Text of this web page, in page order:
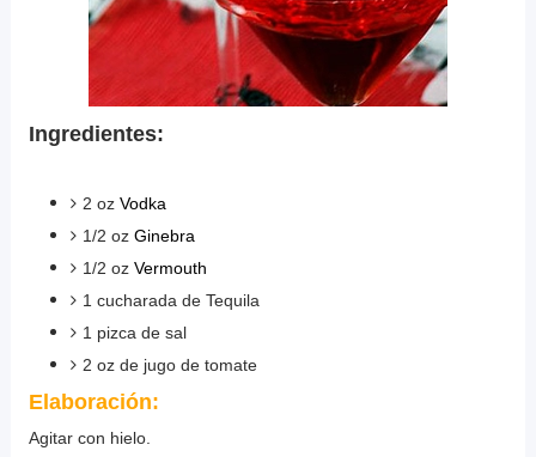
Ingredientes:
2 oz Vodka
1/2 oz Ginebra
1/2 oz Vermouth
1 cucharada de Tequila
1 pizca de sal
2 oz de jugo de tomate
Elaboración:
Agitar con hielo.